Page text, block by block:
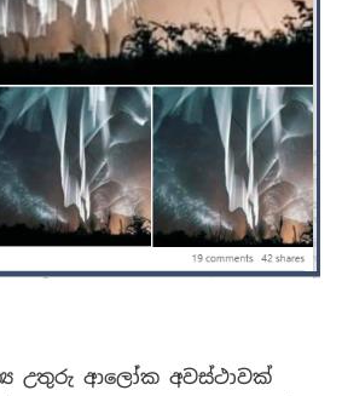
උතුරු ආලෝක අවස්ථාවක්